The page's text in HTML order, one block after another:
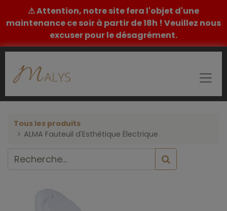
⚠ Attention, notre site fera l'objet d'une
maintenance ce soir à partir de 18h ! Veuillez nous
excuser pour le désagrément.
Tous les produits
ALMA Fauteuil d'Esthétique Électrique